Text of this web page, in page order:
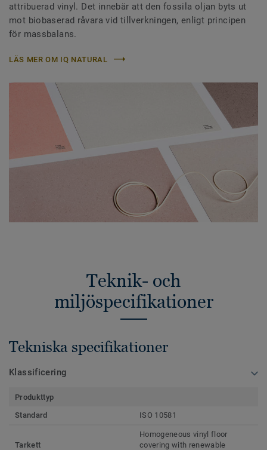
attribuerad vinyl. Det innebär att den fossila oljan byts ut
mot biobaserad råvara vid tillverkningen, enligt principen
för massbalans.
LÄS MER OM IQ NATURAL
Teknik- och
miljöspecifikationer
Tekniska specifikationer
Klassificering
Produkttyp
Standard
ISO 10581
Tarkett
Homogeneous vinyl floor
covering with renewable